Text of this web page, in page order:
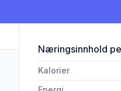
Næringsinnhold
Kalorier